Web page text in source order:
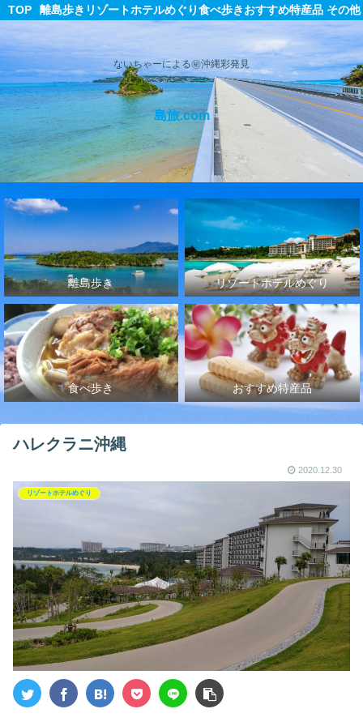
ないちゃーによる㊙沖縄彩発見
島旅.com
TOP 離島歩き リゾートホテルめぐり食べ歩きおすすめ特産品 その他
離島歩き リゾートホテルめぐり
食べ歩き おすすめ特産品
ハレクラニ沖縄
2020.12.30
リゾートホテルめぐり